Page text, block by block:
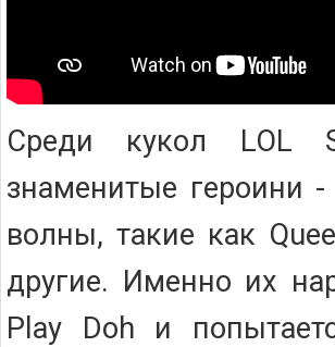
Среди кукол LOL
знаменитые героини
волны, такие как
другие. Именно их
Play Doh и